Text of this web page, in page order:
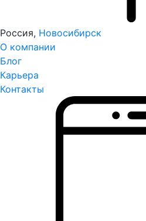
Россия, Новосибирск
О компании
Блог
Карьера
Контакты